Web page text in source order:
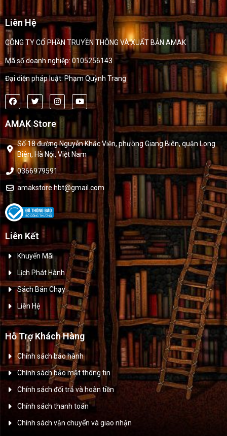
Liên Hệ
CÔNG TY CỔ PHẦN TRUYỀN THÔNG VÀ XUẤT BẢN AMAK
Mã số doanh nghiệp: 0105256143
Đại diện pháp luật: Phạm Quỳnh Trang
AMAK Store
Số 18 đường Nguyễn Khắc Viện, phường Giang Biên, quận Long
Biên, Hà Nội, Việt Nam
0366979591
amakstore.hbt@gmail.com
Liên Kết
Khuyến Mãi
Lịch Phát Hành
Sách Bán Chạy
Liên Hệ
Hỗ Trợ Khách Hàng
Chính sách bảo hành
Chính sách bảo mật thông tin
Chính sách đổi trả và hoàn tiền
Chính sách thanh toán
Chính sách vận chuyển và giao nhận